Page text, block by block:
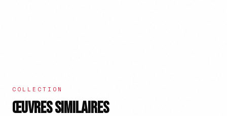
COLLECTION
ŒUVRES SIMILAIRES